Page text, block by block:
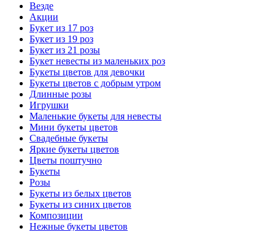
Везде
Акции
Букет из 17 роз
Букет из 19 роз
Букет из 21 розы
Букет невесты из маленьких роз
Букеты цветов для девочки
Букеты цветов с добрым утром
Длинные розы
Игрушки
Маленькие букеты для невесты
Мини букеты цветов
Свадебные букеты
Яркие букеты цветов
Цветы поштучно
Букеты
Розы
Букеты из белых цветов
Букеты из синих цветов
Композиции
Нежные букеты цветов